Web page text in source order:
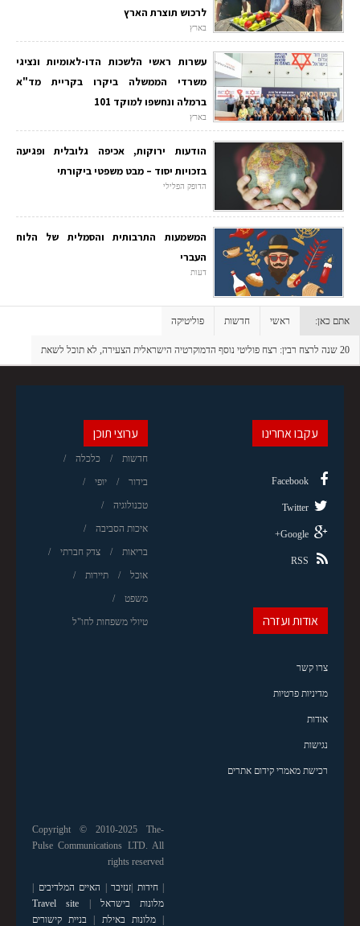
לרכוש תוצרת הארץ
בארץ
עשרות ראשי הלשכות הדו-לאומיות ונציגי
משרדי הממשלה ביקרו בקריית מד"א
ברמלה ונחשפו למוקד 101
בארץ
הודעות ירוקות, אכיפה גלובלית ופגיעה
בזכויות יסוד – מבט משפטי ביקורתי
הדופק הפלילי
המשמעות התרבותית והסמלית של הלוח
העברי
דעות
אתם כאן: ראשי חדשות פוליטיקה
20 שנה לרצח רבין: רצח פוליטי נוסף הדמוקרטיה הישראלית הצעירה, לא תוכל לשאת
ערוצי תוכן
חדשות כלכלה
בידור יופי
טכנולוגיה
איכות הסביבה
בריאות צדק חברתי
אוכל תיירות
משפט
טיולי משפחות לחו"ל
עקבו אחרינו
Facebook
Twitter
Google+
RSS
אודות ועזרה
צרו קשר
מדיניות פרטיות
אודות
נגישות
רכישת מאמרי קידום אתרים
Copyright © 2010-2025 The-
Pulse Communications LTD. All
rights reserved
|חידות |זנזיבר | האיים המלדיבים |
מלונות בישראל |
Travel site
|מלונות באילת | בניית קישורים